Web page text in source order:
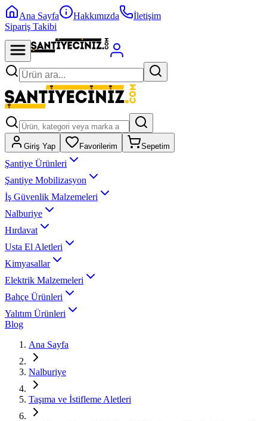
Ana Sayfa Hakkımızda
İletişim
Sipariş Takibi
Giriş Yap Favorilerim Sepetim
Şantiye Ürünleri
Şantiye Mobilizasyon
İş Güvenlik Malzemeleri
Nalburiye
Hırdavat
Usta El Aletleri
Kimyasallar
Elektrik Malzemeleri
Bahçe Ürünleri
Yalıtım Ürünleri
Blog
Ana Sayfa
Nalburiye
Taşıma ve İstifleme Aletleri